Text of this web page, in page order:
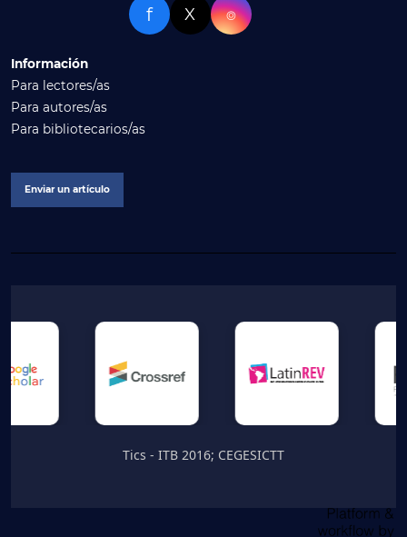
f X ⌾
Información
Para lectores/as
Para autores/as
Para bibliotecarios/as
Enviar un artículo
Tics - ITB 2016; CEGESICTT